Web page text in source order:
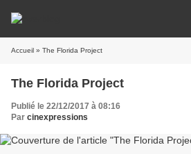
Accueil » The Florida Project
The Florida Project
Publié le 22/12/2017 à 08:16
Par cinexpressions